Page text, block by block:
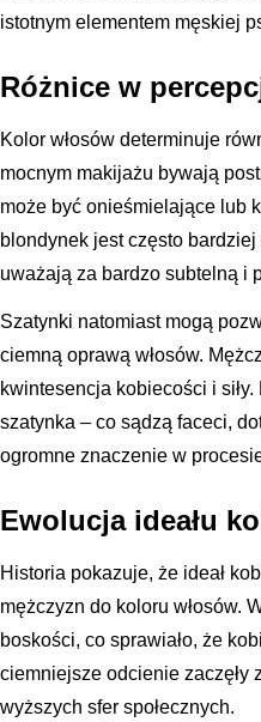
istotnym elementem męskiej
Różnice w
Kolor włosów determinuje
mocnym makijażu bywają
może być onieśmielające lub
blondynek jest często
uważają za bardzo subtelną i
Szatynki natomiast mogą
ciemną oprawą włosów.
kwintesencja kobiecości i
szatynka – co sądzą faceci,
ogromne znaczenie w
Ewolucja ideału
Historia pokazuje, że ideał
mężczyzn do koloru włosów.
boskości, co sprawiało, że
ciemniejsze odcienie
wyższych sfer społecznych.